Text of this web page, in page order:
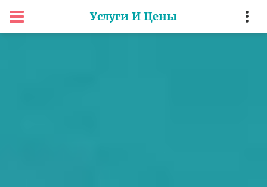
Услуги И Цены